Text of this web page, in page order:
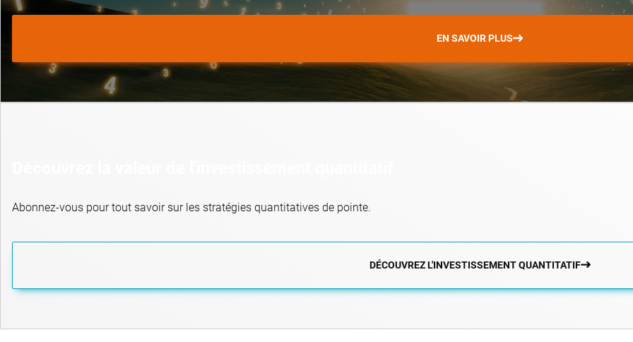
EN SAVOIR PLUS
Abonnez-vous pour tout savoir sur les stratégies quantitatives de pointe.
DÉCOUVREZ L'INVESTISSEMENT QUANTITATIF